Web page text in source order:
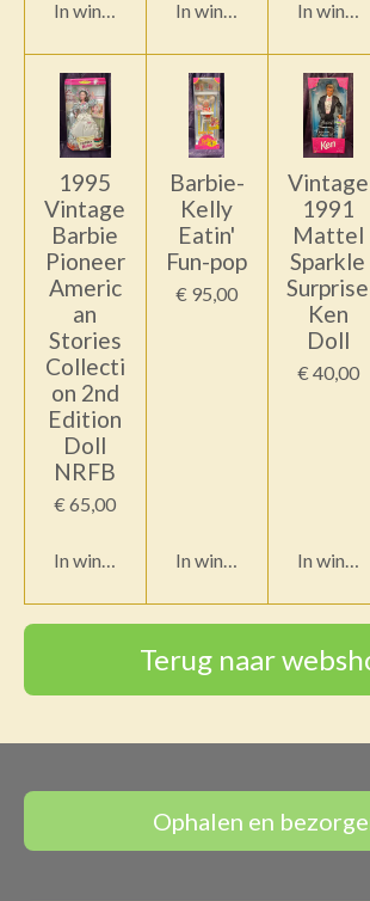
In winkelwagenIn winkelwagenIn
1995
Vintage
Barbie
Pioneer
Americ
an
Stories
Collecti
on 2nd
Edition
Doll
NRFB
€ 65,00
In winkelwagen
Barbie-
Kelly
Eatin'
Fun-pop
€ 95,00
In winkelwagen
Vintage
1991
Mattel
Sparkle
Surprise
Ken
Doll
€ 40,00
In
Terug naar
Ophalen en